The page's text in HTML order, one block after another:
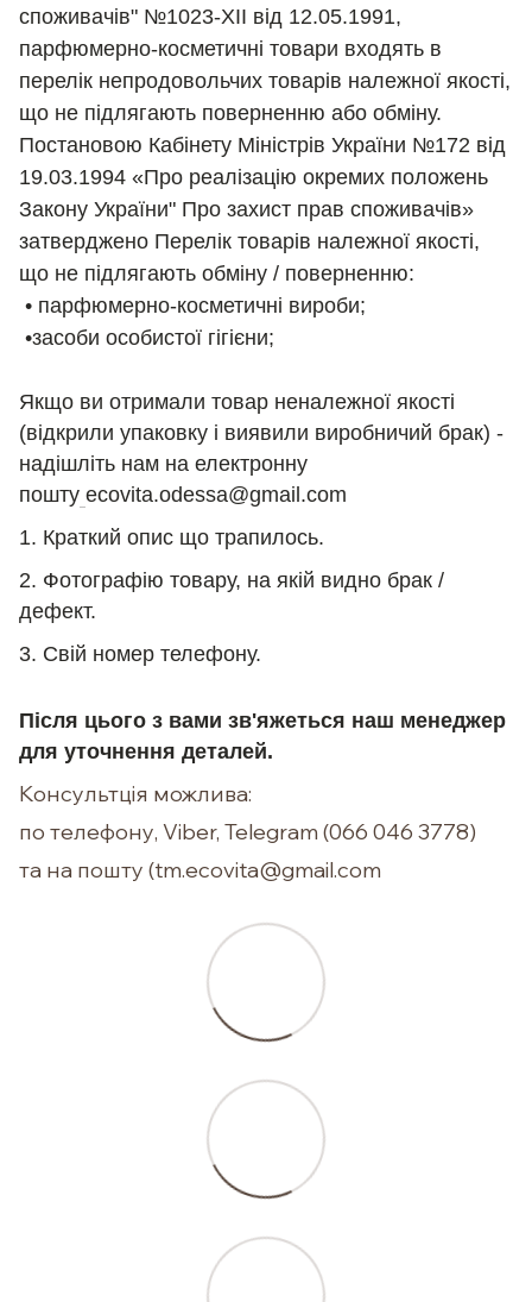
споживачів" №1023-XII від 12.05.1991,
парфюмерно-косметичні товари входять в
перелік непродовольчих товарів належної якості,
що не підлягають поверненню або обміну.
Постановою Кабінету Міністрів України №172 від
19.03.1994 «Про реалізацію окремих положень
Закону України" Про захист прав споживачів»
затверджено Перелік товарів належної якості,
що не підлягають обміну / поверненню:
• парфюмерно-косметичні вироби;
•засоби особистої гігієни;
Якщо ви отримали товар неналежної якості
(відкрили упаковку і виявили виробничий брак) -
надішліть нам на електронну
пошту ecovita.odessa@gmail.com
1. Краткий опис що трапилось.
2. Фотографію товару, на якій видно брак /
дефект.
3. Свій номер телефону.
Після цього з вами зв'яжеться наш менеджер
для уточнення деталей.
Консультція можлива:
по телефону, Viber, Telegram (066 046 3778)
та на пошту (tm.ecovita@gmail.com